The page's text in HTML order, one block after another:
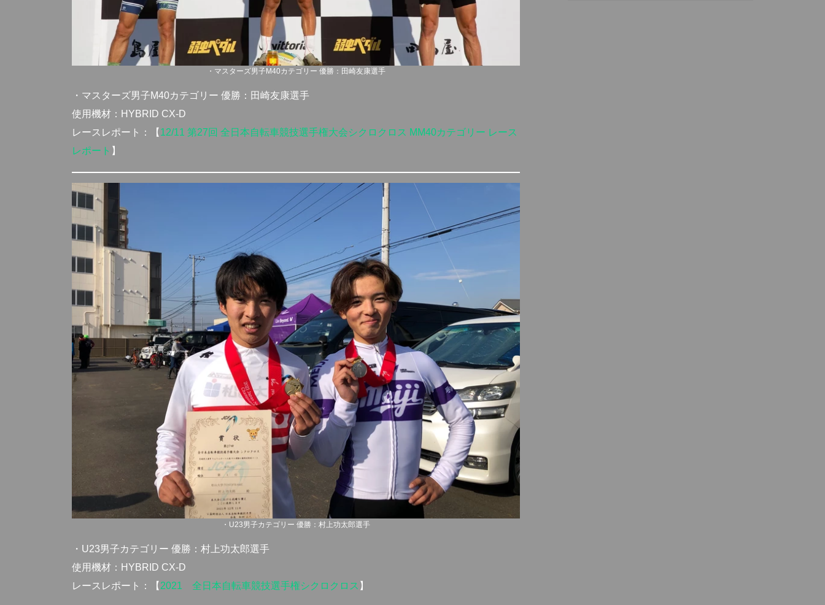
・マスターズ男子M40カテゴリー 優勝：田崎友康選手
・マスターズ男子M40カテゴリー 優勝：田崎友康選手
使用機材：HYBRID CX-D
レースレポート：【 12/11 第27回 全日本自転車競技選手権大会シクロクロス MM40カテゴリー レース
レポート 】
・U23男子カテゴリー 優勝：村上功太郎選手
・U23男子カテゴリー 優勝：村上功太郎選手
使用機材：HYBRID CX-D
レースレポート：【 2021 全日本自転車競技選手権シクロクロス 】